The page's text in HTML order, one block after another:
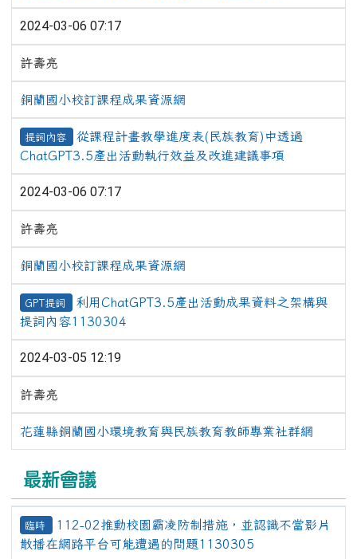
2024-03-06 07:17
許壽亮
銅蘭國小校訂課程成果資源網
提詞內容
從課程計畫教學進度表(民族教育)中透過
ChatGPT3.5產出活動執行效益及改進建議事項
2024-03-06 07:17
許壽亮
銅蘭國小校訂課程成果資源網
GPT提詞
利用ChatGPT3.5產出活動成果資料之架構與
提詞內容1130304
2024-03-05 12:19
許壽亮
花蓮縣銅蘭國小環境教育與民族教育教師專業社群網
最新會議
臨時
112-02推動校園霸凌防制措施，並認識不當影片
散播在網路平台可能遭遇的問題1130305